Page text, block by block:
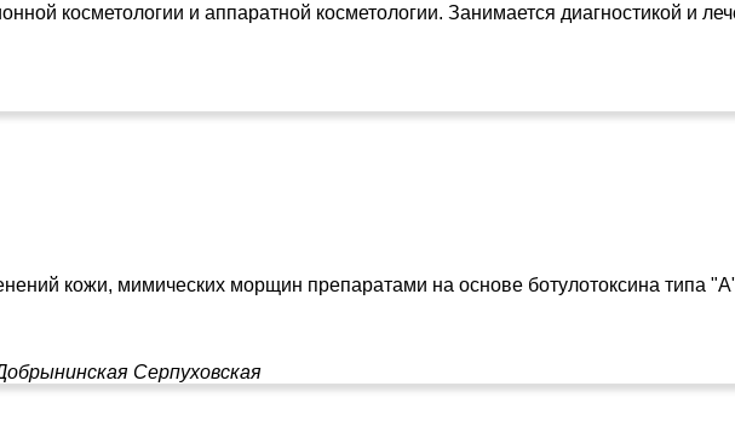
косметологии и аппаратной косметологии. Занимается диагностикой и
кожи, мимических морщин препаратами на основе ботулотоксина типа
Серпуховская